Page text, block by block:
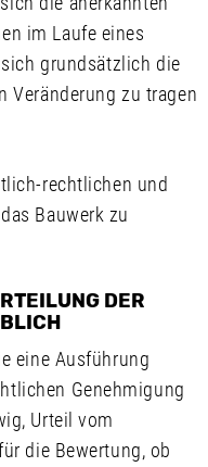
im Laufe eines
grundsätzlich die
Veränderung zu tragen
rechtlichen und
Bauwerk zu
DER
eine Ausführung
Genehmigung
Urteil vom
die Bewertung, ob